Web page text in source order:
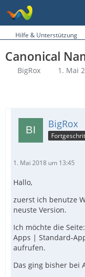
Hilfe & Unterstützung
Canonical
BigRox 1. Mai
BigRox
1. Mai 2018 um 13:45
Hallo,
zuerst ich benutze
neuste Version.
Ich möchte die
Apps | Standard-
aufrufen.
Das ging bisher bei